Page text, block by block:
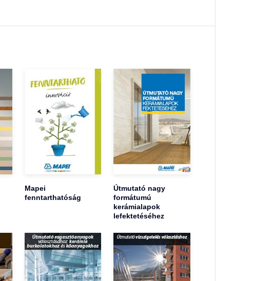
Mapei
fenntarthatóság
Útmutató nagy
formátumú
kerámialapok
lefektetéséhez